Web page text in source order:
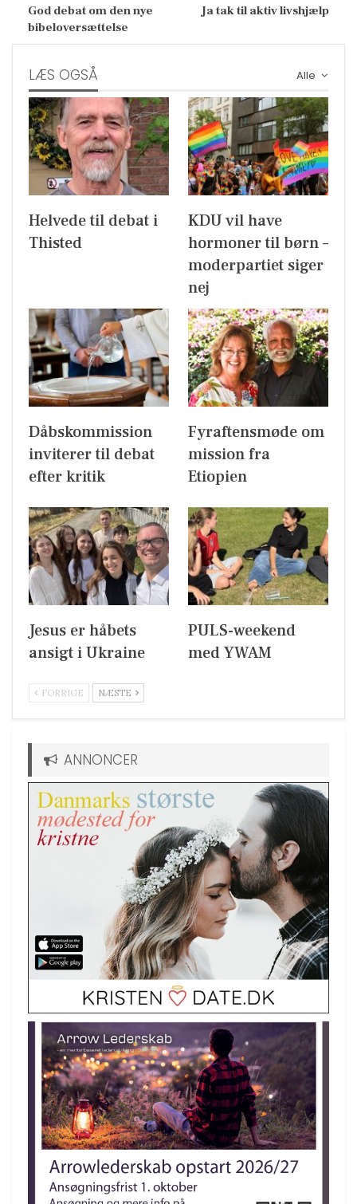
God debat om den nye
bibeloversættelse
Ja tak til aktiv livshjælp
Alle
LÆS OGSÅ
Helvede til debat i
Thisted
KDU vil have
hormoner til børn –
moderpartiet siger
nej
Dåbskommission
inviterer til debat
efter kritik
Fyraftensmøde om
mission fra
Etiopien
Jesus er håbets
ansigt i Ukraine
PULS-weekend
med YWAM
FORRIGE NÆSTE
ANNONCER